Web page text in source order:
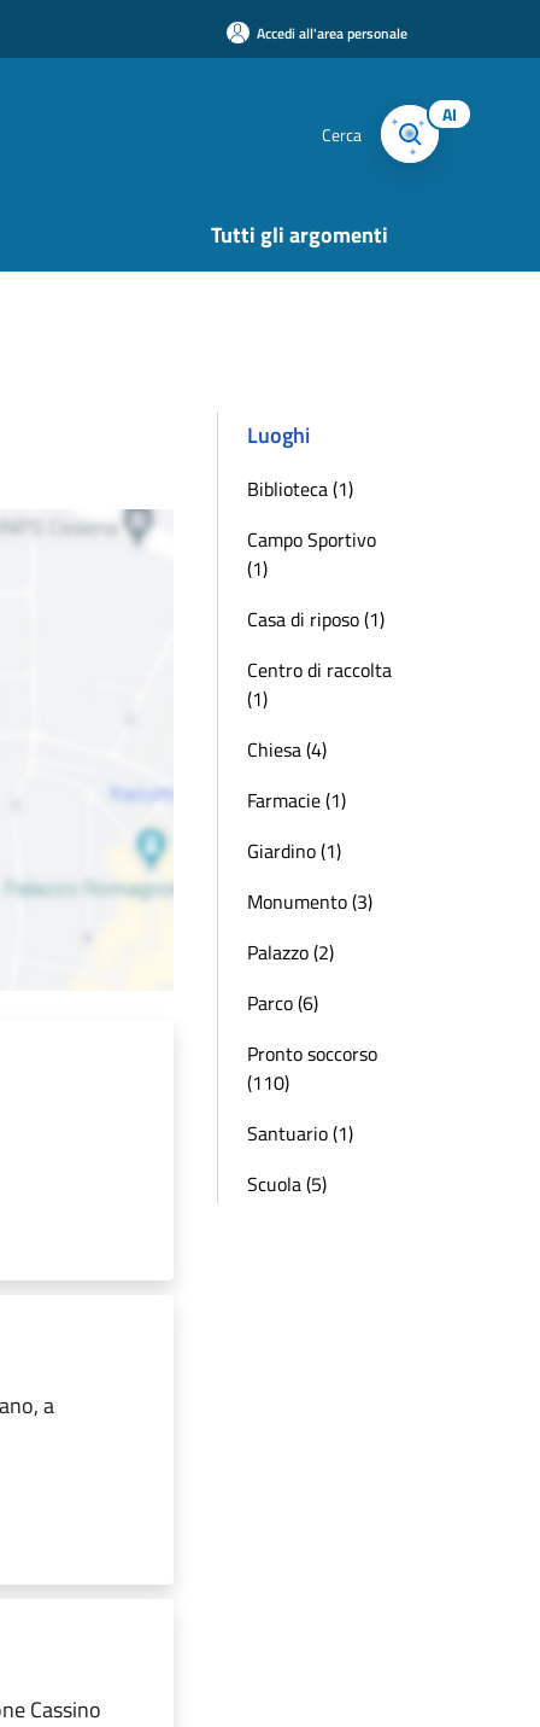
Accedi all'area personale
Cerca
AI
Tutti gli argomenti
a
Cassino
Luoghi
Biblioteca (1)
Campo Sportivo
(1)
Casa di riposo (1)
Centro di raccolta
(1)
Chiesa (4)
Farmacie (1)
Giardino (1)
Monumento (3)
Palazzo (2)
Parco (6)
Pronto soccorso
(110)
Santuario (1)
Scuola (5)